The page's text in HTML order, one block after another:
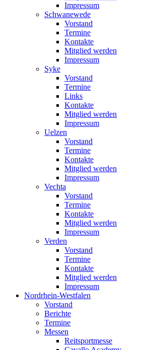
Impressum
Schwanewede
Vorstand
Termine
Kontakte
Mitglied werden
Impressum
Syke
Vorstand
Termine
Links
Kontakte
Mitglied werden
Impressum
Uelzen
Vorstand
Termine
Kontakte
Mitglied werden
Impressum
Vechta
Vorstand
Termine
Kontakte
Mitglied werden
Impressum
Verden
Vorstand
Termine
Kontakte
Mitglied werden
Impressum
Nordrhein-Westfalen
Vorstand
Berichte
Termine
Messen
Reitsportmesse